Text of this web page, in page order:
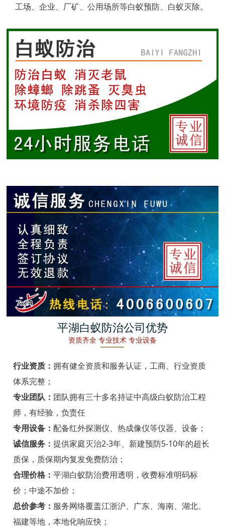
滨海白蚁防治
阜宁白蚁防治
射阳白蚁防治
建湖白蚁防治
东台白蚁防治
涟水白蚁防治
金湖白蚁防治
杭州白蚁防治
建德白蚁防治
桐庐白蚁防治
淳安白蚁防治
宁波白蚁防治
象山白蚁防治
温州白蚁防治
瑞安白蚁防治
乐清白蚁防治
龙港白蚁防治
永嘉白蚁防治
平阳白蚁防治
工场、企业、厂矿、公用场所等白蚁预防、白蚁灭除。
平湖白蚁防治公司优势
资质齐全 专业技术 专业设备
行业资质： 拥有健全资质和服务认证，工商、行业资质
体系完整；
专业团队： 团队拥有三十多名持证中高级白蚁防治工程
师，有经验，负责任
专用设备： 配备红外探测仪、热成像仪等仪器、设备；
诚信服务： 提供家庭灭治2-3年、新建预防5-10年的超长
质保，质保期内复发免费防治；
合理价格： 平湖白蚁防治费用透明，收费标准明码标
价；中途不加价；
总价参考： 服务网络覆盖江浙沪、广东、海南、湖北、
福建等地，本地化响应快；